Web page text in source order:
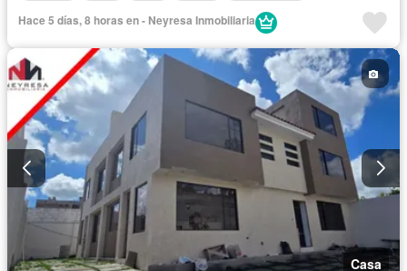
Hace 5 días, 8 horas en - Neyresa Inmobiliaria
Casa